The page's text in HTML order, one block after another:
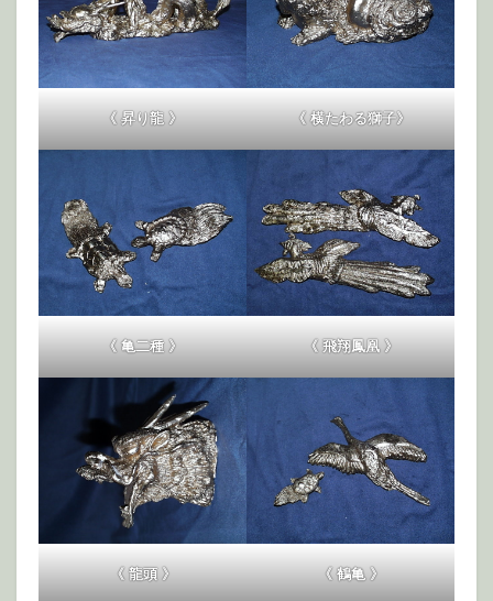
《 昇り龍 》 《 横たわる獅子》
《 亀二種 》 《 飛翔鳳凰 》
《 龍頭 》 《 鶴亀 》